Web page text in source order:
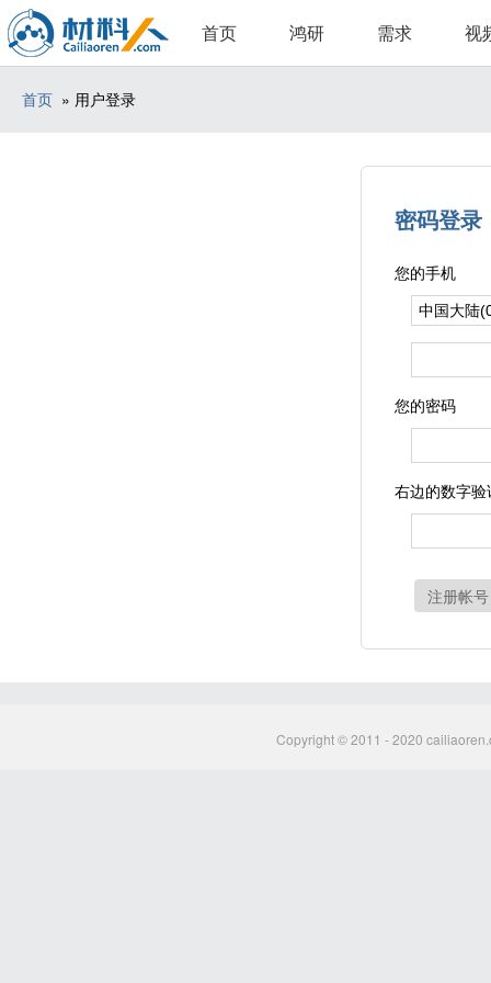
首页 鸿研 需求 视
首页 » 用户登录
密码登录
您的手机
您的密码
右边的数字验
注册帐号
Copyright © 2011 - 2020